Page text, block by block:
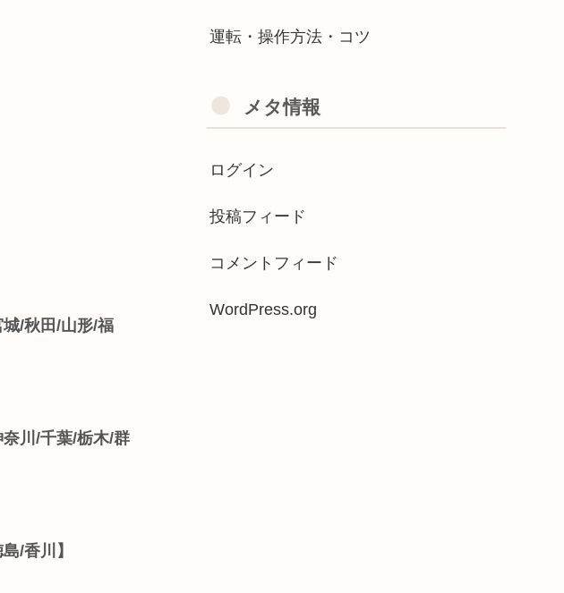
/秋田/山形/福
川/千葉/栃木/群
/香川】
運転・操作方法・コツ
メタ情報
ログイン
投稿フィード
コメントフィード
WordPress.org